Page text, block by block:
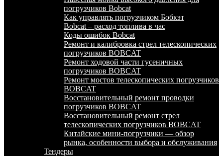
погрузчиков Bobcat
Как управлять погрузчиком Бобкэт
Bobcat – расход топлива в час
Коды ошибок Bobcat
Ремонт и калибровка стрел телескопических
погрузчиков BOBCAT
Ремонт ходовой части гусеничных
погрузчиков BOBCAT
Ремонт мостов телескопических погрузчиков
BOBCAT
Восстановительный ремонт проводки
погрузчиков BOBCAT
Восстановительный ремонт стрел
телескопических погрузчиков BOBCAT
Китайские мини-погрузчики — обзор
рынка, особенности выбора и обслуживания
Тендеры